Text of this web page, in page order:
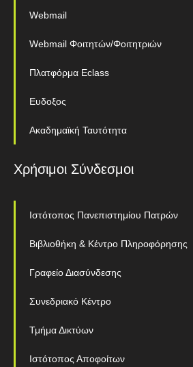
Webmail
Webmail Φοιτητών/Φοιτητριών
Πλατφόρμα Eclass
Ευδοξος
Ακαδημαϊκή Ταυτότητα
Χρήσιμοι Σύνδεσμοι
Ιστότοπος Πανεπιστημίου Πατρών
Βιβλιοθήκη & Κέντρο Πληροφόρησης
Γραφείο Διασύνδεσης
Συνεδριακό Κέντρο
Τμήμα Δικτύων
Ιστότοπος Αποφοίτων